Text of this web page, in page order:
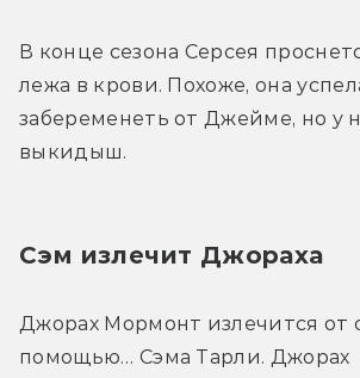
В конце сезона Серсея
лежа в крови. Похоже, она
забеременеть от Джейме, но у
выкидыш.
Сэм излечит Джораха
Джорах Мормонт излечится от
помощью… Сэма Тарли. Джорах